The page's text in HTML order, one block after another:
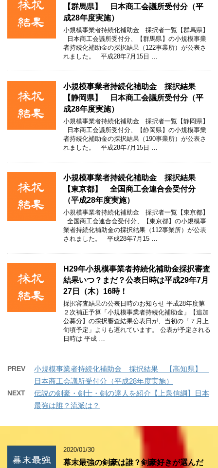
【群馬県】 日本商工会議所受付分（平
成28年度実施）
小規模事業者持続化補助金 採択者一覧【群馬県】
日本商工会議所受付分、【群馬県】の小規模事業
者持続化補助金の採択結果（122事業所）が公表さ
れました。 平成28年7月15日 …
小規模事業者持続化補助金 採択結果
【静岡県】 日本商工会議所受付分（平
成28年度実施）
小規模事業者持続化補助金 採択者一覧【静岡県】
日本商工会議所受付分、【静岡県】の小規模事業
者持続化補助金の採択結果（190事業所）が公表さ
れました。 平成28年7月15日 …
小規模事業者持続化補助金 採択結果
【東京都】 全国商工会連合会受付分
（平成28年度実施）
小規模事業者持続化補助金 採択者一覧【東京都】
全国商工会連合会受付分、【東京都】の小規模事
業者持続化補助金の採択結果（112事業所）が公表
されました。 平成28年7月15 …
H29年小規模事業者持続化補助金採択審査
結果いつ？まだ？公表日時は平成29年7月
27日（木）16時！
採択審査結果の公表日時のお知らせ 平成28年度第
２次補正予算「小規模事業者持続化補助金」【追加
公募分】の採択審査結果公表日が、当初の「７月上
旬頃予定」よりも遅れています。 公表が予定される
日時は 平成 …
PREV
小規模事業者持続化補助金 採択結果 【高知県】
日本商工会議所受付分（平成28年度実施）
NEXT
伝説の剣豪・剣士・剣の達人を紹介【上泉信綱】日本
最強は誰？流派は？
2020/01/30
幕末最強の剣豪は誰？剣豪好きが選んだ